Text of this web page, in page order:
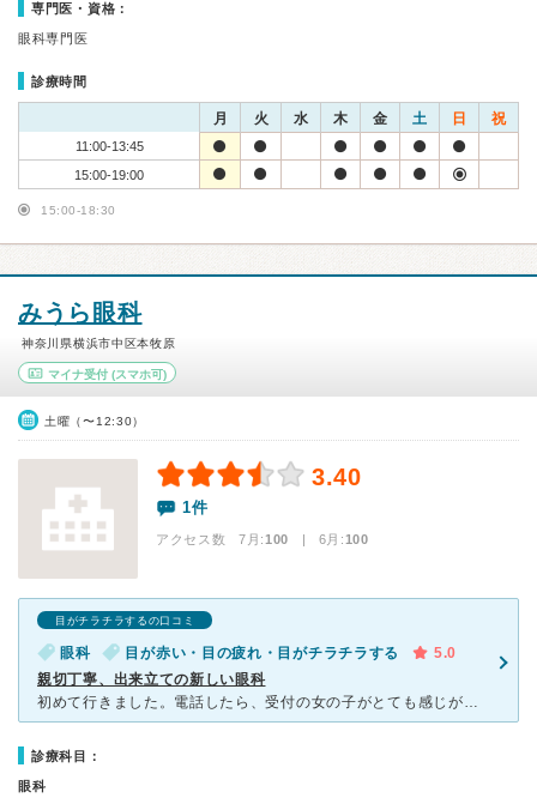
専門医・資格：
眼科専門医
診療時間
月 火 水 木 金 土 日 祝
11:00-13:45
15:00-19:00
15:00-18:30
みうら眼科
神奈川県横浜市中区本牧原
マイナ受付 (スマホ可)
土曜（〜12:30）
3.40
1件
アクセス数 7月:100 | 6月:100
目がチラチラするの口コミ
眼科 目が赤い・目の疲れ・目がチラチラする
5.0
親切丁寧、出来立ての新しい眼科
初めて行きました。電話したら、受付の女の子がとても感じが良かった。しかし、予約制ではないという。ちょっと、心配になったが、患者さんの待ちは、一人。「やったー！大して待たずに診察できる。」5分ほどで名前
診療科目：
眼科